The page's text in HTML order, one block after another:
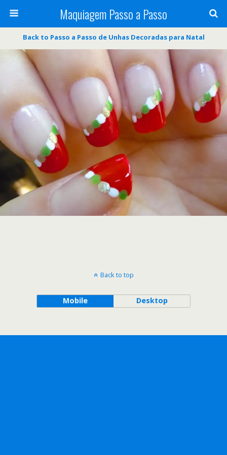
Maquiagem Passo a Passo
Back to Passo a Passo de Unhas Decoradas para Natal
Back to top
Mobile Desktop